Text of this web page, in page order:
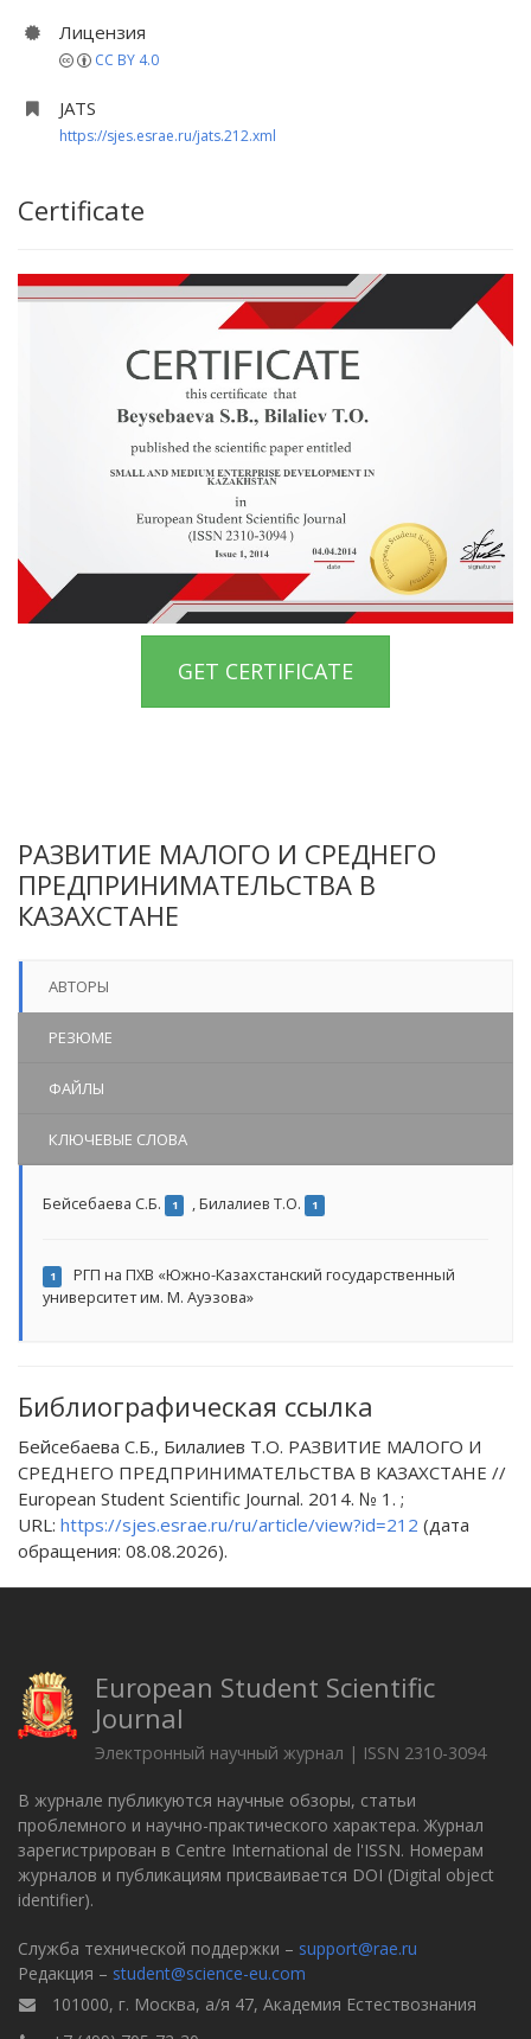
Лицензия
CC BY 4.0
JATS
https://sjes.esrae.ru/jats.212.xml
Certificate
GET CERTIFICATE
РАЗВИТИЕ МАЛОГО И СРЕДНЕГО
ПРЕДПРИНИМАТЕЛЬСТВА В
КАЗАХСТАНЕ
АВТОРЫ
РЕЗЮМЕ
ФАЙЛЫ
КЛЮЧЕВЫЕ СЛОВА
Бейсебаева С.Б. 1 ,Билалиев Т.О. 1
1
РГП на ПХВ «Южно-Казахстанский государственный
университет им. М. Ауэзова»
Библиографическая ссылка
Бейсебаева С.Б., Билалиев Т.О. РАЗВИТИЕ МАЛОГО И
СРЕДНЕГО ПРЕДПРИНИМАТЕЛЬСТВА В КАЗАХСТАНЕ //
European Student Scientific Journal. 2014. № 1. ;
URL: https://sjes.esrae.ru/ru/article/view?id=212 (дата
обращения: 08.08.2026).
European Student Scientific
Journal
Электронный научный журнал | ISSN 2310-3094
В журнале публикуются научные обзоры, статьи
проблемного и научно-практического характера. Журнал
зарегистрирован в Centre International de l'ISSN. Номерам
журналов и публикациям присваивается DOI (Digital object
identifier).
Служба технической поддержки – support@rae.ru
Редакция – student@science-eu.com
101000, г. Москва, а/я 47, Академия Естествознания